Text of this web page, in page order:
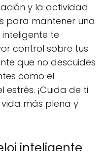
y la actividad
para mantener una
te
control sobre tus
que no descuides
como el
¡Cuida de ti
más plena y
inteligente